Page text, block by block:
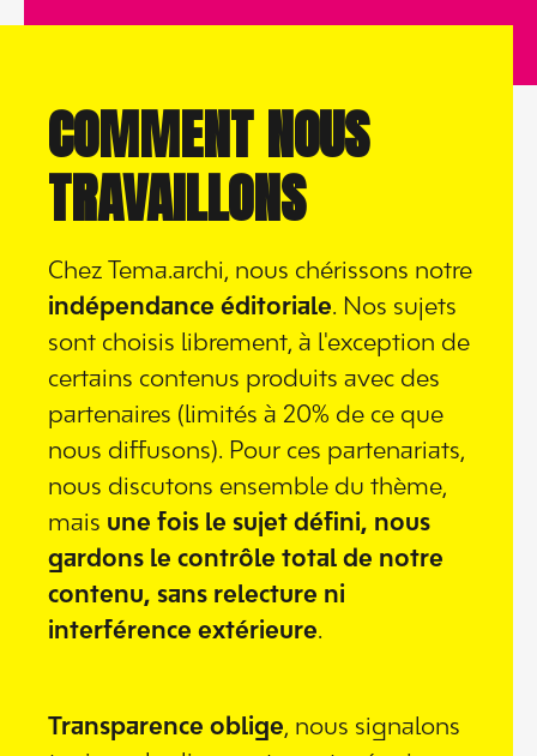
COMMENT NOUS
TRAVAILLONS
Chez Tema.archi, nous chérissons notre
indépendance éditoriale. Nos sujets
sont choisis librement, à l'exception de
certains contenus produits avec des
partenaires (limités à 20% de ce que
nous diffusons). Pour ces partenariats,
nous discutons ensemble du thème,
mais une fois le sujet défini, nous
gardons le contrôle total de notre
contenu, sans relecture ni
interférence extérieure.
Transparence oblige, nous signalons